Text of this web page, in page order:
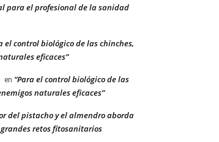
para el profesional de la sanidad
el control biológico de las chinches,
eficaces”
en “Para el control biológico de las
naturales eficaces”
del pistacho y el almendro aborda
retos fitosanitarios